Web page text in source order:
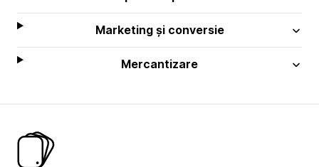
Marketing și conversie
Mercantizare